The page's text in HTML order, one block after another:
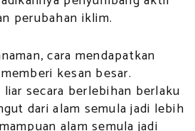
perubahan iklim.
cara mendapatkan
kesan besar.
secara berlebihan berlaku
dari alam semula jadi lebih
alam semula jadi